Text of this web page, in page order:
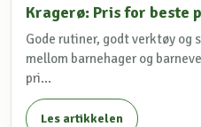
Kragerø: Pris for beste
Gode rutiner, godt verktøy og
mellom barnehager og
pri...
Les artikkelen